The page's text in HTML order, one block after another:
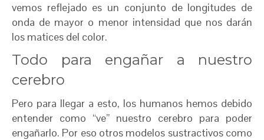
vemos reflejado es un conjunto de longitudes de
onda de mayor o menor intensidad que nos darán
los matices del color.
Todo para engañar a nuestro
cerebro
Pero para llegar a esto, los humanos hemos debido
entender como “ve” nuestro cerebro para poder
engañarlo. Por eso otros modelos sustractivos como